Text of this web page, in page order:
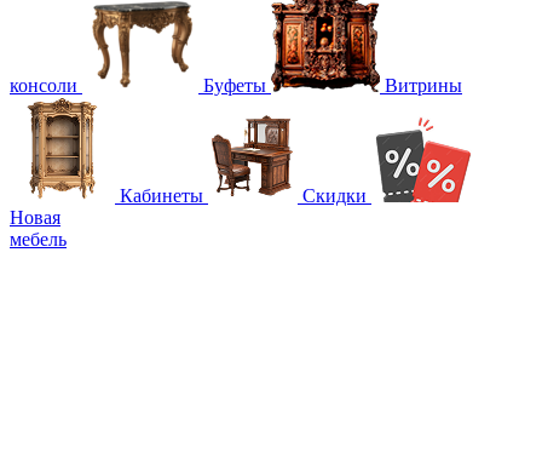
консоли Буфеты Витрины
Кабинеты
Скидки
Новая
мебель